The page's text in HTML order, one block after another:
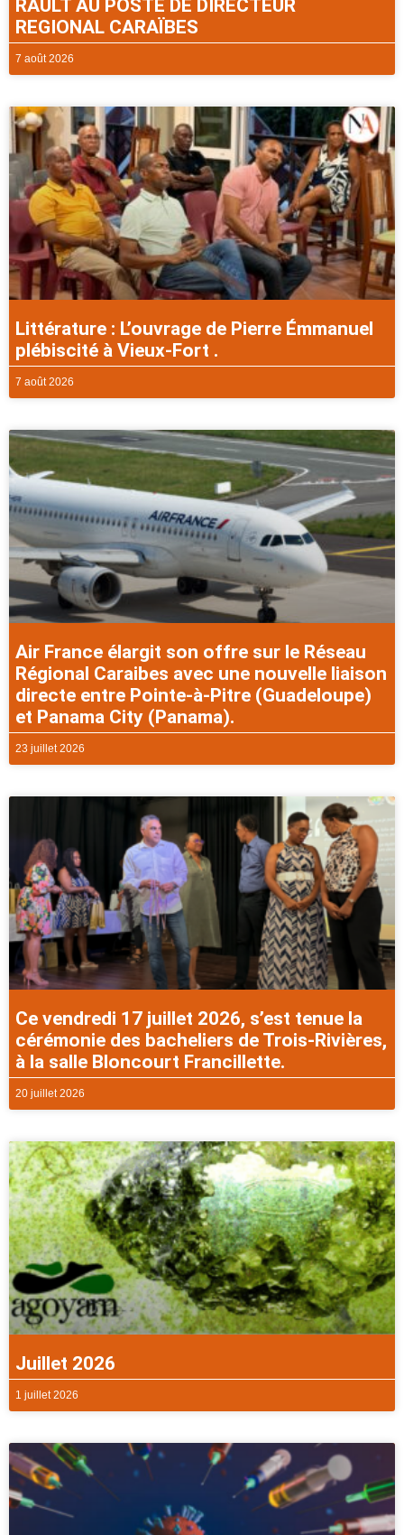
RAULT AU POSTE DE DIRECTEUR
REGIONAL CARAÏBES
7 août 2026
Littérature : L’ouvrage de Pierre Émmanuel
plébiscité à Vieux-Fort .
7 août 2026
Air France élargit son offre sur le Réseau
Régional Caraibes avec une nouvelle liaison
directe entre Pointe-à-Pitre (Guadeloupe)
et Panama City (Panama).
23 juillet 2026
Ce vendredi 17 juillet 2026, s’est tenue la
cérémonie des bacheliers de Trois-Rivières,
à la salle Bloncourt Francillette.
20 juillet 2026
Juillet 2026
1 juillet 2026